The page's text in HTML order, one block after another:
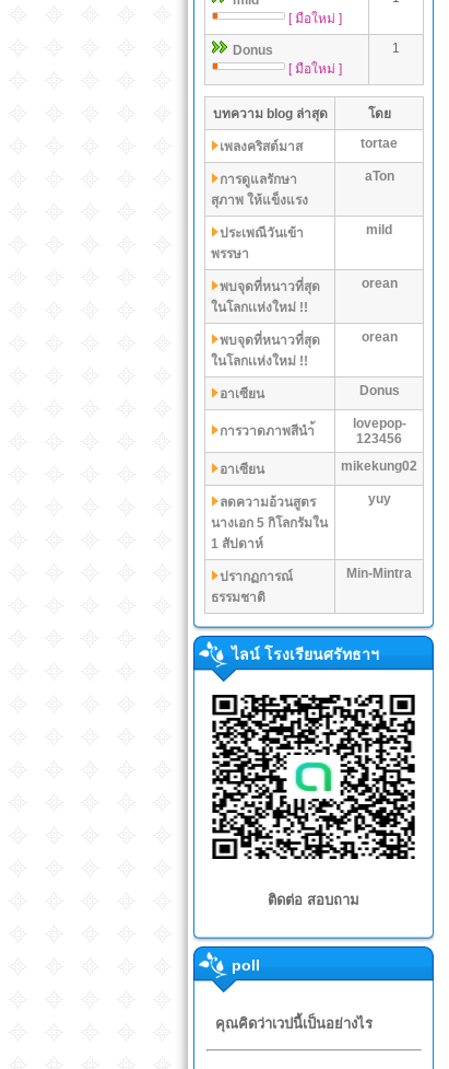
[ มือใหม่ ]
Donus
[ มือใหม่ ]
1
บทความ blog ล่าสุด โดย
เพลงคริสต์มาส tortae
การดูแลรักษา
สุภาพ ให้แข็งแรง
aTon
ประเพณีวันเข้า
พรรษา
mild
พบจุดที่หนาวที่สุด
ในโลกเเห่งใหม่ !!
orean
พบจุดที่หนาวที่สุด
ในโลกเเห่งใหม่ !!
orean
อาเซียน Donus
การวาดภาพสีนำ้
lovepop-
123456
อาเซียน
mikekung02
ลดความอ้วนสูตร
นางเอก 5 กิโลกรัมใน
1 สัปดาห์
yuy
ปรากฏการณ์
ธรรมชาติ
Min-Mintra
ไลน์ โรงเรียนศรัทธาฯ
ติดต่อ สอบถาม
poll
คุณคิดว่าเวปนี้เป็นอย่างไร